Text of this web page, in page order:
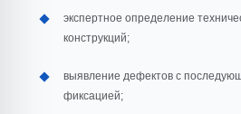
экспертное определение
конструкций;
выявление дефектов с
фиксацией;